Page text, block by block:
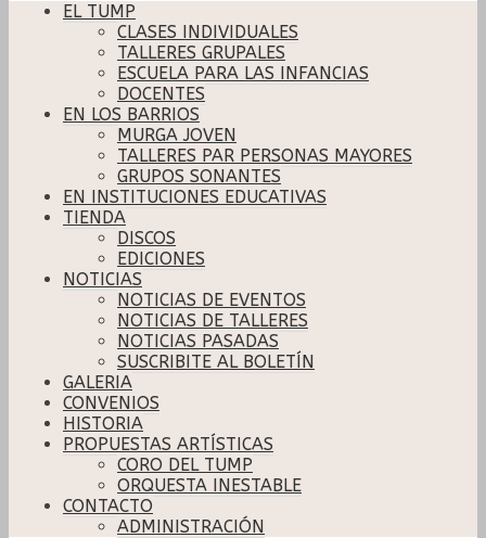
EL TUMP
CLASES INDIVIDUALES
TALLERES GRUPALES
ESCUELA PARA LAS INFANCIAS
DOCENTES
EN LOS BARRIOS
MURGA JOVEN
TALLERES PAR PERSONAS MAYORES
GRUPOS SONANTES
EN INSTITUCIONES EDUCATIVAS
TIENDA
DISCOS
EDICIONES
NOTICIAS
NOTICIAS DE EVENTOS
NOTICIAS DE TALLERES
NOTICIAS PASADAS
SUSCRIBITE AL BOLETÍN
GALERIA
CONVENIOS
HISTORIA
PROPUESTAS ARTÍSTICAS
CORO DEL TUMP
ORQUESTA INESTABLE
CONTACTO
ADMINISTRACIÓN